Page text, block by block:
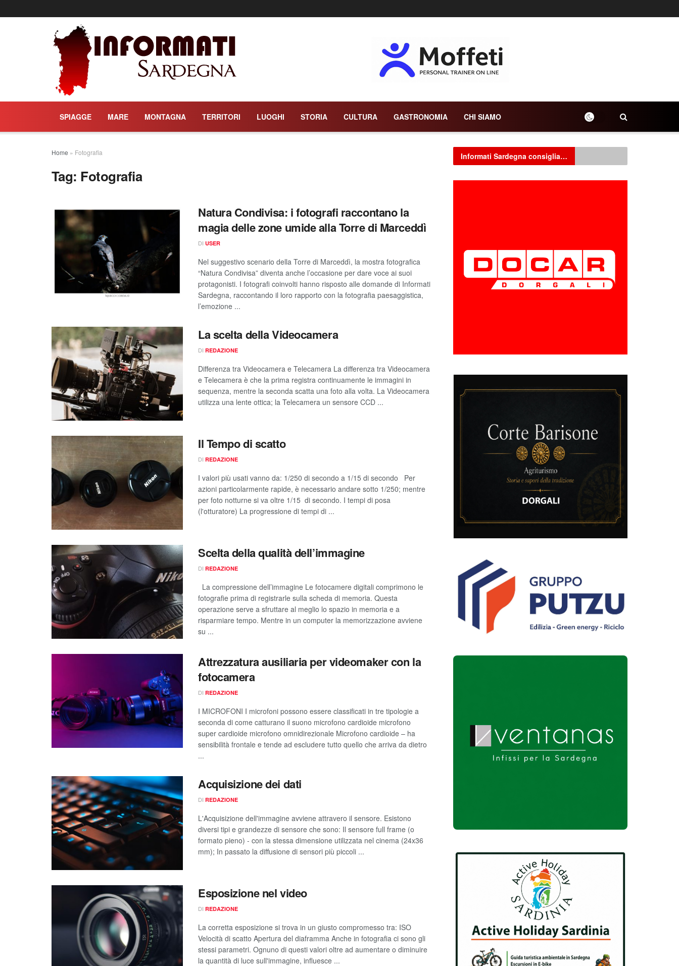
SPIAGGE MARE MONTAGNA TERRITORI LUOGHI STORIA CULTURA GASTRONOMIA CHI SIAMO
Home » Fotografia
Tag: Fotografia
Natura Condivisa: i fotografi raccontano la
magia delle zone umide alla Torre di Marceddì
DI USER
Nel suggestivo scenario della Torre di Marceddì, la mostra fotografica
“Natura Condivisa” diventa anche l’occasione per dare voce ai suoi
protagonisti. I fotografi coinvolti hanno risposto alle domande di Informati
Sardegna, raccontando il loro rapporto con la fotografia paesaggistica,
l’emozione ...
La scelta della Videocamera
DI REDAZIONE
Differenza tra Videocamera e Telecamera La differenza tra Videocamera
e Telecamera è che la prima registra continuamente le immagini in
sequenza, mentre la seconda scatta una foto alla volta. La Videocamera
utilizza una lente ottica; la Telecamera un sensore CCD ...
Il Tempo di scatto
DI REDAZIONE
I valori più usati vanno da: 1/250 di secondo a 1/15 di secondo Per
azioni particolarmente rapide, è necessario andare sotto 1/250; mentre
per foto notturne si va oltre 1/15 di secondo. I tempi di posa
(l'otturatore) La progressione di tempi di ...
Scelta della qualità dell’immagine
DI REDAZIONE
La compressione dell’immagine Le fotocamere digitali comprimono le
fotografie prima di registrarle sulla scheda di memoria. Questa
operazione serve a sfruttare al meglio lo spazio in memoria e a
risparmiare tempo. Mentre in un computer la memorizzazione avviene
su ...
Attrezzatura ausiliaria per videomaker con la
fotocamera
DI REDAZIONE
I MICROFONI I microfoni possono essere classificati in tre tipologie a
seconda di come catturano il suono microfono cardioide microfono
super cardioide microfono omnidirezionale Microfono cardioide – ha
sensibilità frontale e tende ad escludere tutto quello che arriva da dietro
...
Acquisizione dei dati
DI REDAZIONE
L'Acquisizione dell'immagine avviene attravero il sensore. Esistono
diversi tipi e grandezze di sensore che sono: Il sensore full frame (o
formato pieno) - con la stessa dimensione utilizzata nel cinema (24x36
mm); In passato la diffusione di sensori più piccoli ...
Esposizione nel video
DI REDAZIONE
La corretta esposizione si trova in un giusto compromesso tra: ISO
Velocità di scatto Apertura del diaframma Anche in fotografia ci sono gli
stessi parametri. Ognuno di questi valori oltre ad aumentare o diminuire
la quantità di luce sull'immagine, influesce ...
Informati Sardegna consiglia…